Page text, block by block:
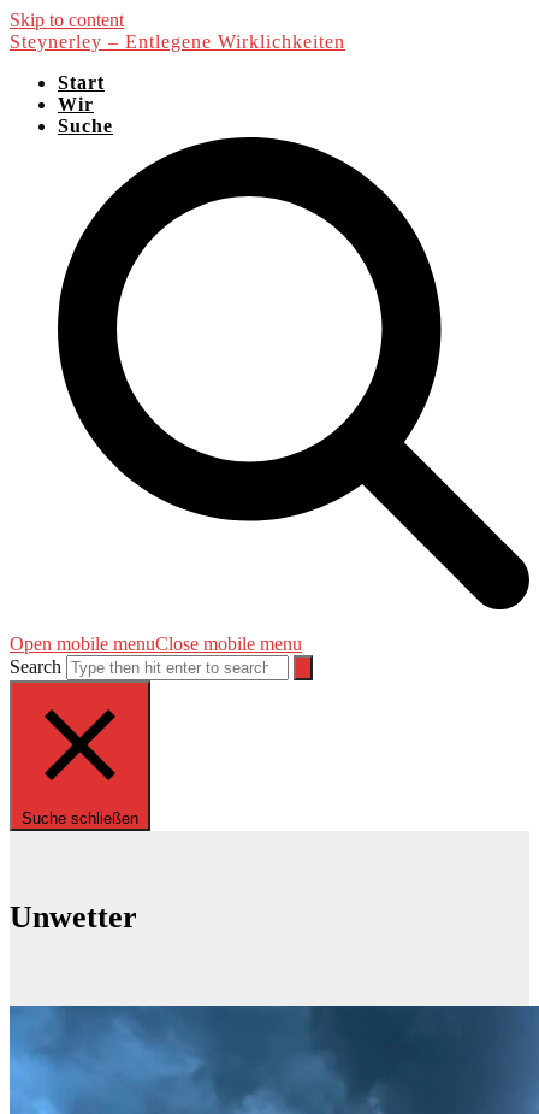
Skip to content
Steynerley – Entlegene Wirklichkeiten
Start
Wir
Suche
Open mobile menuClose mobile menu
Search
Suche schließen
Unwetter